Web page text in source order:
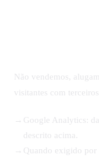
Não vendemos,
visitantes com
Google Analytics:
descrito acima.
Quando exigido por